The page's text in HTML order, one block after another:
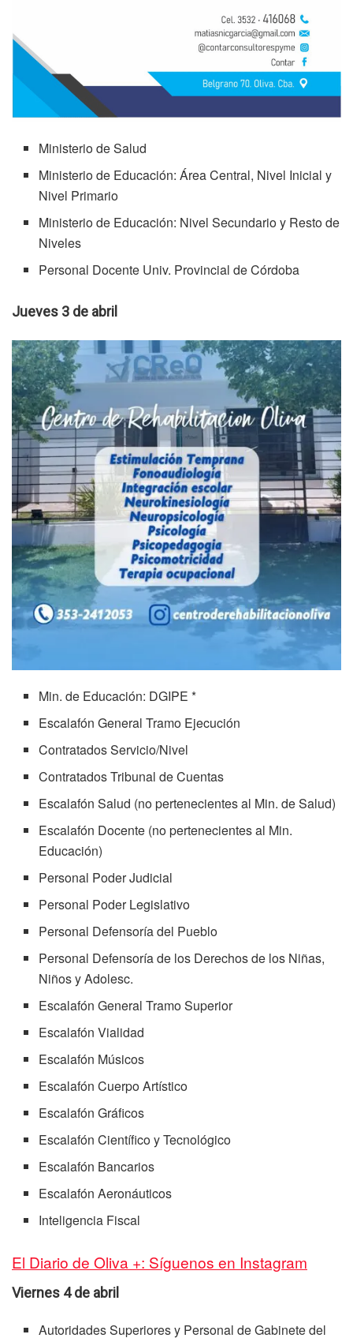
Ministerio de Salud
Ministerio de Educación: Área Central, Nivel Inicial y
Nivel Primario
Ministerio de Educación: Nivel Secundario y Resto de
Niveles
Personal Docente Univ. Provincial de Córdoba
Jueves 3 de abril
Min. de Educación: DGIPE *
Escalafón General Tramo Ejecución
Contratados Servicio/Nivel
Contratados Tribunal de Cuentas
Escalafón Salud (no pertenecientes al Min. de Salud)
Escalafón Docente (no pertenecientes al Min.
Educación)
Personal Poder Judicial
Personal Poder Legislativo
Personal Defensoría del Pueblo
Personal Defensoría de los Derechos de los Niñas,
Niños y Adolesc.
Escalafón General Tramo Superior
Escalafón Vialidad
Escalafón Músicos
Escalafón Cuerpo Artístico
Escalafón Gráficos
Escalafón Científico y Tecnológico
Escalafón Bancarios
Escalafón Aeronáuticos
Inteligencia Fiscal
El Diario de Oliva +: Síguenos en Instagram
Viernes 4 de abril
Autoridades Superiores y Personal de Gabinete del